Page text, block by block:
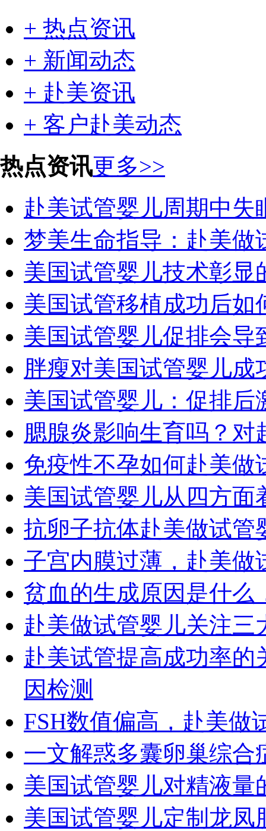
+ 热点资讯
+ 新闻动态
+ 赴美资讯
+ 客户赴美动态
热点资讯更多>>
赴美试管婴儿周期中
梦美生命指导：赴美做
美国试管婴儿技术彰
美国试管移植成功后
美国试管婴儿促排会导
胖瘦对美国试管婴儿成
美国试管婴儿：促排
腮腺炎影响生育吗？
免疫性不孕如何赴美做
美国试管婴儿从四方
抗卵子抗体赴美做试管
子宫内膜过薄，赴美做
贫血的生成原因是什么
赴美做试管婴儿关注
赴美试管提高成功率的
因检测
FSH数值偏高，赴美做
一文解惑多囊卵巢综合
美国试管婴儿对精液量
美国试管婴儿定制龙